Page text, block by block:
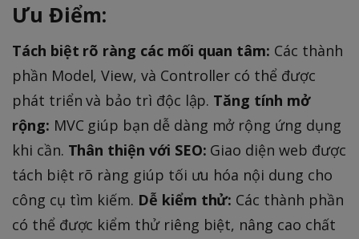
Ưu Điểm:
Tách biệt rõ ràng các mối quan tâm: Các thành
phần Model, View, và Controller có thể được
phát triển và bảo trì độc lập. Tăng tính mở
rộng: MVC giúp bạn dễ dàng mở rộng ứng dụng
khi cần. Thân thiện với SEO: Giao diện web được
tách biệt rõ ràng giúp tối ưu hóa nội dung cho
công cụ tìm kiếm. Dễ kiểm thử: Các thành phần
có thể được kiểm thử riêng biệt, nâng cao chất